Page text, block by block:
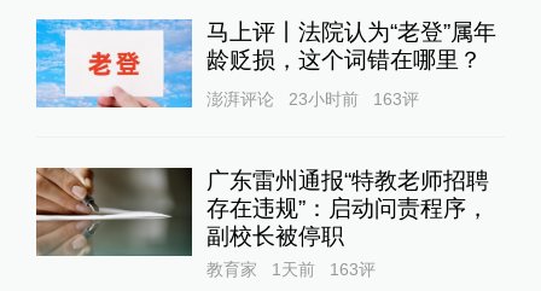
马上评丨法院认为“老登”属年
龄贬损，这个词错在哪里？
澎湃评论 23小时前 163评
广东雷州通报“特教老师招聘
存在违规”：启动问责程序，
副校长被停职
教育家 1天前 163评